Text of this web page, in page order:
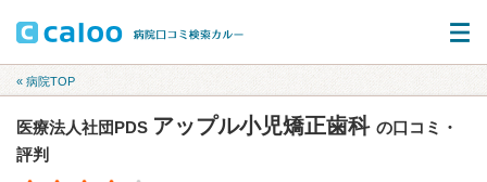
« 病院TOP
医療法人社団PDS アップル小児矯正歯科 の口コミ・
評判